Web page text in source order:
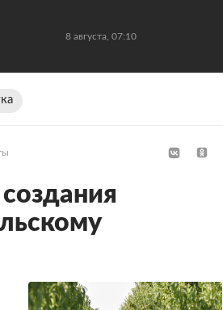
8 августа, 07:10